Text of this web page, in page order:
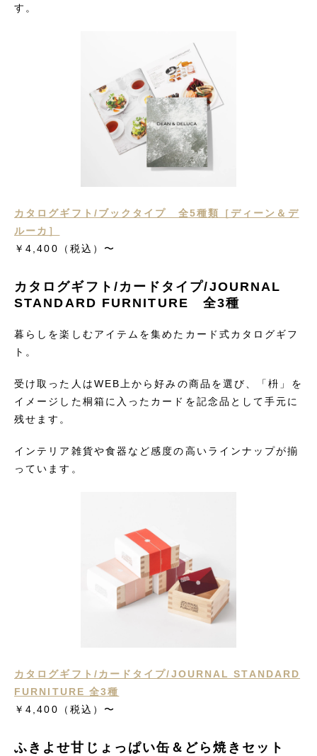
す。
カタログギフト/ブックタイプ 全5種類［ディーン＆デ
ルーカ］
￥4,400
（税込） 〜
カタログギフト/カードタイプ/JOURNAL
STANDARD FURNITURE 全3種
暮らしを楽しむアイテムを集めたカード式カタログギフ
ト。
受け取った人はWEB上から好みの商品を選び、「枡」を
イメージした桐箱に入ったカードを記念品として手元に
残せます。
インテリア雑貨や食器など感度の高いラインナップが揃
っています。
カタログギフト/カードタイプ/JOURNAL STANDARD
FURNITURE 全3種
￥4,400
（税込） 〜
ふきよせ甘じょっぱい缶＆どら焼きセット